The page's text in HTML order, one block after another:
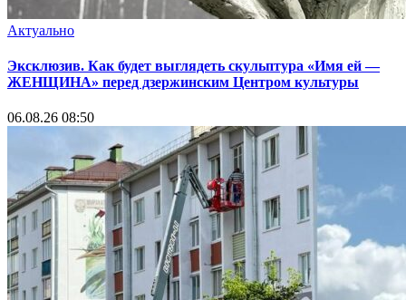
Актуально
Эксклюзив. Как будет выглядеть скульптура «Имя ей —
ЖЕНЩИНА» перед дзержинским Центром культуры
06.08.26 08:50